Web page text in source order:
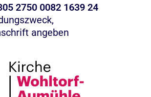
2750 0082 1639 24
angeben